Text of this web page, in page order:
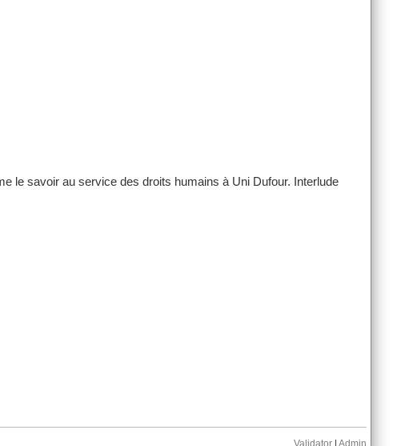
le savoir au service des droits humains à Uni Dufour. Interlude
Validator Admin